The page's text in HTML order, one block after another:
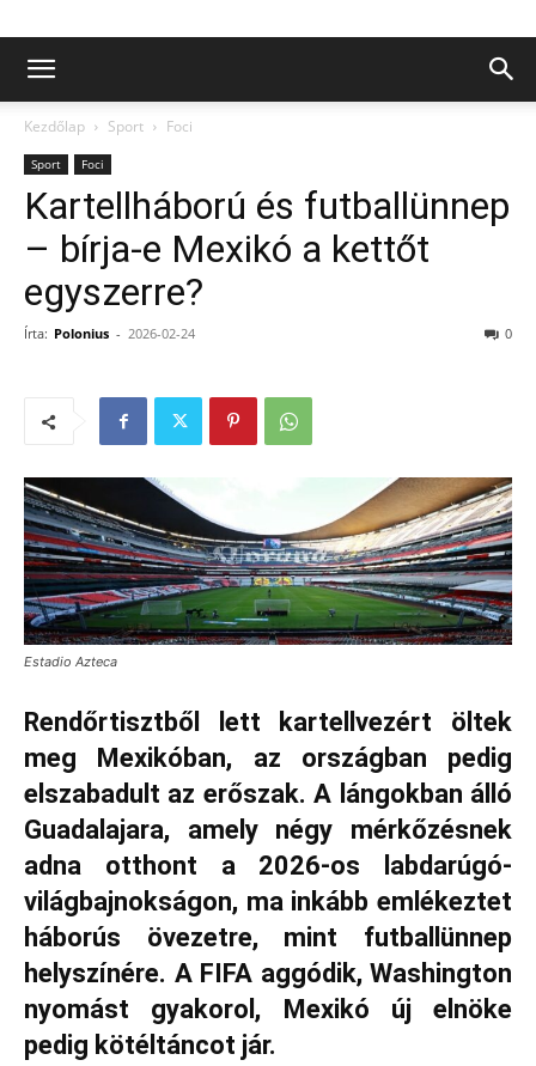
Kezdőlap Sport Foci
Sport Foci
Kartellháború és futballünnep
– bírja-e Mexikó a kettőt
egyszerre?
Írta: Polonius - 2026-02-24 0
Estadio Azteca
Rendőrtisztből lett kartellvezért öltek
meg Mexikóban, az országban pedig
elszabadult az erőszak. A lángokban álló
Guadalajara, amely négy mérkőzésnek
adna otthont a 2026-os labdarúgó-
világbajnokságon, ma inkább emlékeztet
háborús övezetre, mint futballünnep
helyszínére. A FIFA aggódik, Washington
nyomást gyakorol, Mexikó új elnöke
pedig kötéltáncot jár.